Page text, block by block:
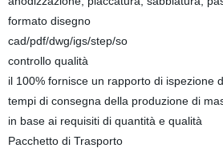
formato disegno
cad/pdf/dwg/igs/step/so
controllo qualità
il 100% fornisce un rapporto di ispezione
tempi di consegna della produzione di
in base ai requisiti di quantità e qualità
Pacchetto di Trasporto